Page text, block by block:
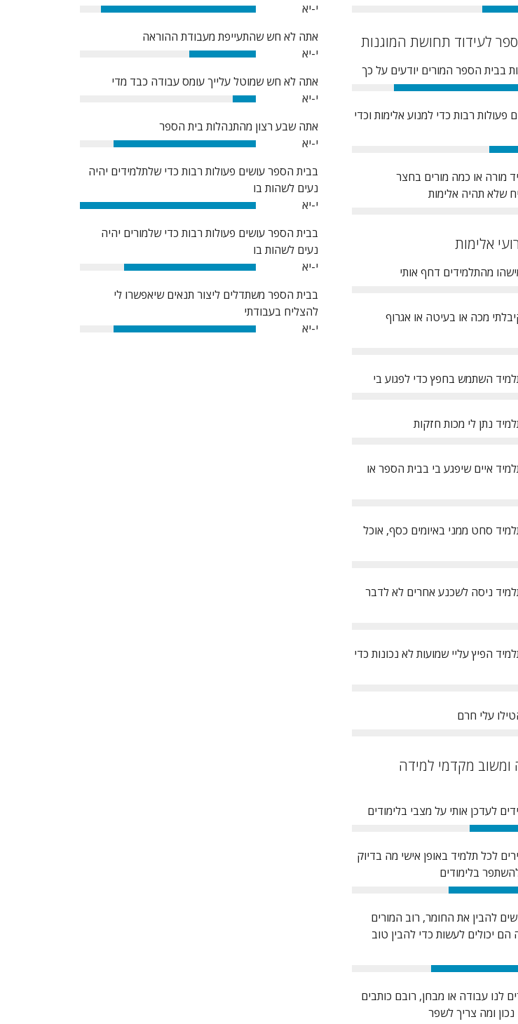
לעידוד תחושת המוגנות
בבית הספר המורים יודעים על כך
רבות כדי למנוע אלימות וכדי
מורה או כמה מורים בחצר
שלא תהיה אלימות
אלימות
מהתלמידים דחף אותי
מכה או בעיטה או אגרוף
השתמש בחפץ כדי לפגוע בי
נתן לי מכות חזקות
איים שיפגע בי בבית הספר או
סחט ממני באיומים כסף, אוכל
ניסה לשכנע אחרים לא לדבר
הפיץ עליי שמועות לא נכונות כדי
עלי חרם
מקדמי למידה
לעדכן אותי על מצבי בלימודים
לכל תלמיד באופן אישי מה בדיוק
בלימודים
להבין את החומר, רוב המורים
יכולים לעשות כדי להבין טוב
לנו עבודה או מבחן, רובם כותבים
ומה צריך לשפר
י-יא
88%
אתה לא חש שהתעייפת מעבודת ההוראה
י-יא
38%
אתה לא חש שמוטל עלייך עומס עבודה כבד מדי
י-יא
13%
אתה שבע רצון מהתנהלות בית הספר
י-יא
81%
בבית הספר עושים פעולות רבות כדי שלתלמידים יהיה
נעים לשהות בו
י-יא
100%
בבית הספר עושים פעולות רבות כדי שלמורים יהיה
נעים לשהות בו
י-יא
75%
בבית הספר משתדלים ליצור תנאים שיאפשרו לי
להצליח בעבודתי
י-יא
81%